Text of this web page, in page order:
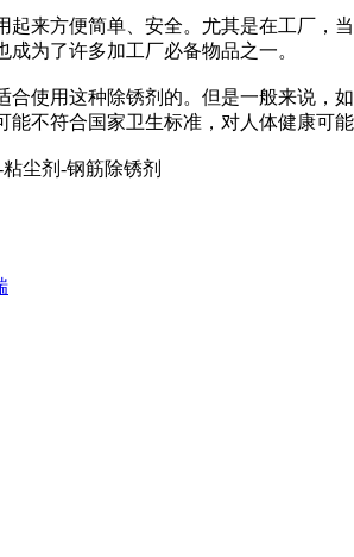
来方便简单、安全。尤其是在工厂，
为了许多加工厂必备物品之一。
使用这种除锈剂的。但是一般来说，
不符合国家卫生标准，对人体健康可能
尘剂-钢筋除锈剂